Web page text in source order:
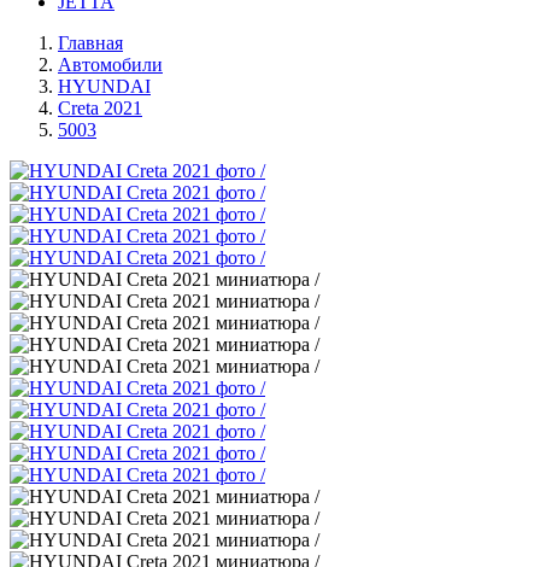
Главная
Автомобили
HYUNDAI
Creta 2021
5003